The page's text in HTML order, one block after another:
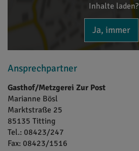
Inhalte laden?
Ja, immer
Ansprechpartner
Gasthof/Metzgerei Zur Post
Marianne Bösl
Marktstraße 25
85135 Titting
Tel.: 08423/247
Fax: 08423/1516